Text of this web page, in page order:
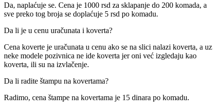
Da, naplaćuje se. Cena je 1000 rsd za sklapanje do 200 komada, a
sve preko tog broja se doplaćuje 5 rsd po komadu.
Da li je u cenu uračunata i koverta?
Cena koverte je uračunata u cenu ako se na slici nalazi koverta, a uz
neke modele pozivnica ne ide koverta jer oni već izgledaju kao
koverta, ili su na izvlačenje.
Da li radite štampu na kovertama?
Radimo, cena štampe na kovertama je 15 dinara po komadu.